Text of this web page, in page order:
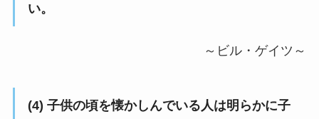
い。
～ビル・ゲイツ～
(4) 子供の頃を懐かしんでいる人は明らかに子